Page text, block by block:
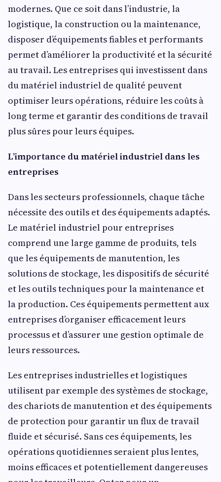
modernes. Que ce soit dans l’industrie, la
logistique, la construction ou la maintenance,
disposer d’équipements fiables et performants
permet d’améliorer la productivité et la sécurité
au travail. Les entreprises qui investissent dans
du matériel industriel de qualité peuvent
optimiser leurs opérations, réduire les coûts à
long terme et garantir des conditions de travail
plus sûres pour leurs équipes.
L’importance du matériel industriel dans les
entreprises
Dans les secteurs professionnels, chaque tâche
nécessite des outils et des équipements adaptés.
Le matériel industriel pour entreprises
comprend une large gamme de produits, tels
que les équipements de manutention, les
solutions de stockage, les dispositifs de sécurité
et les outils techniques pour la maintenance et
la production. Ces équipements permettent aux
entreprises d’organiser efficacement leurs
processus et d’assurer une gestion optimale de
leurs ressources.
Les entreprises industrielles et logistiques
utilisent par exemple des systèmes de stockage,
des chariots de manutention et des équipements
de protection pour garantir un flux de travail
fluide et sécurisé. Sans ces équipements, les
opérations quotidiennes seraient plus lentes,
moins efficaces et potentiellement dangereuses